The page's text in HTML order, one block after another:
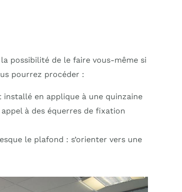
possibilité de le faire vous-même si
pourrez procéder :
installé en applique à une quinzaine
à des équerres de fixation
le plafond : s’orienter vers une